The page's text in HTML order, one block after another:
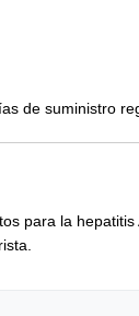
de suministro
para la